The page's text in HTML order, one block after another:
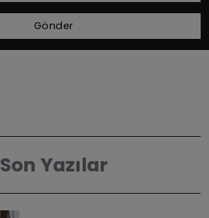
Gönder
Son Yazılar